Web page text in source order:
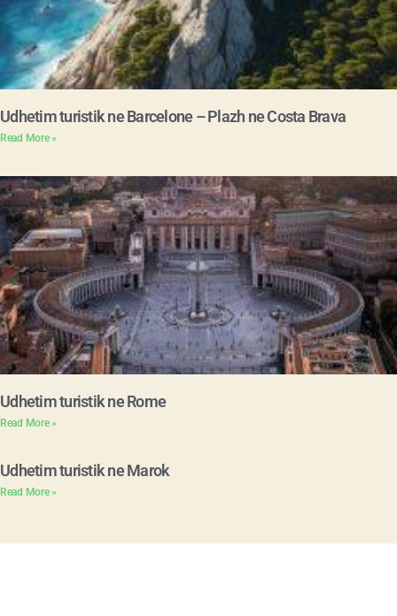
Udhetim turistik ne Barcelone – Plazh ne Costa Brava
Read More »
Udhetim turistik ne Rome
Read More »
Udhetim turistik ne Marok
Read More »